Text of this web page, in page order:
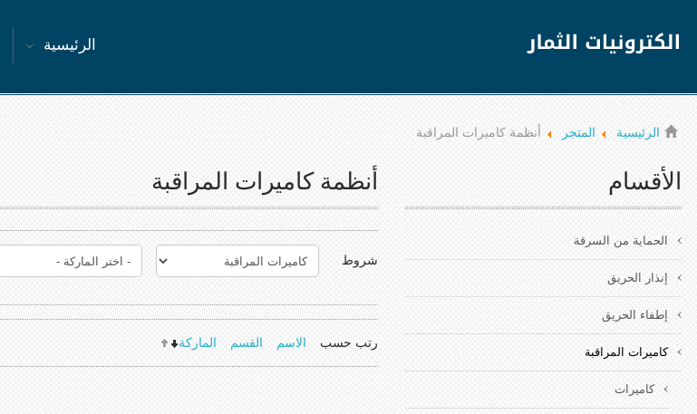
الرئيسية
الرئيسية المتجر أنظمة كاميرات المراقبة
أنظمة كاميرات المراقبة
شروط
رتب حسب الاسم القسم الماركة
الأقسام
الحماية من السرقة
إنذار الحريق
إطفاء الحريق
كاميرات المراقبة
كاميرات